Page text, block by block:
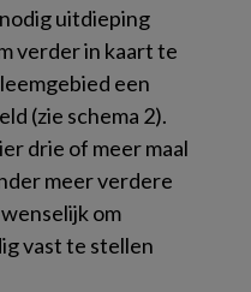
uitdieping
verder in kaart te
een
(zie schema 2).
drie of meer maal
meer verdere
om
vast te stellen